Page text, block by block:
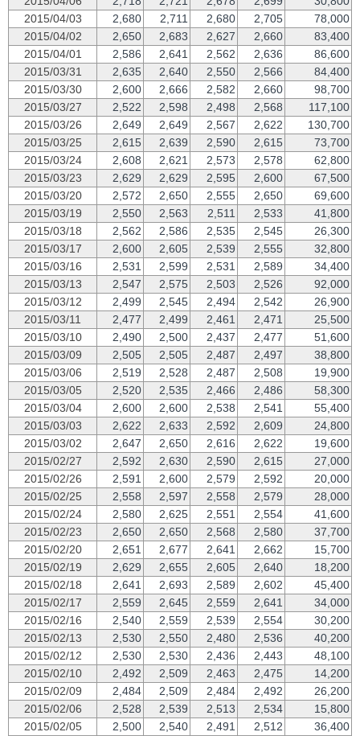
2015/04/03
2,680 2,711 2,680 2,705
78,000
2015/04/02
2,650 2,683 2,627 2,660
83,400
2015/04/01
2,586 2,641 2,562 2,636
86,600
2015/03/31
2,635 2,640 2,550 2,566
84,400
2015/03/30
2,600 2,666 2,582 2,660
98,700
2015/03/27
2,522 2,598 2,498 2,568
117,100
2015/03/26
2,649 2,649 2,567 2,622
130,700
2015/03/25
2,615 2,639 2,590 2,615
73,700
2015/03/24
2,608 2,621 2,573 2,578
62,800
2015/03/23
2,629 2,629 2,595 2,600
67,500
2015/03/20
2,572 2,650 2,555 2,650
69,600
2015/03/19
2,550 2,563 2,511 2,533
41,800
2015/03/18
2,562 2,586 2,535 2,545
26,300
2015/03/17
2,600 2,605 2,539 2,555
32,800
2015/03/16
2,531 2,599 2,531 2,589
34,400
2015/03/13
2,547 2,575 2,503 2,526
92,000
2015/03/12
2,499 2,545 2,494 2,542
26,900
2015/03/11
2,477 2,499 2,461 2,471
25,500
2015/03/10
2,490 2,500 2,437 2,477
51,600
2015/03/09
2,505 2,505 2,487 2,497
38,800
2015/03/06
2,519 2,528 2,487 2,508
19,900
2015/03/05
2,520 2,535 2,466 2,486
58,300
2015/03/04
2,600 2,600 2,538 2,541
55,400
2015/03/03
2,622 2,633 2,592 2,609
24,800
2015/03/02
2,647 2,650 2,616 2,622
19,600
2015/02/27
2,592 2,630 2,590 2,615
27,000
2015/02/26
2,591 2,600 2,579 2,592
20,000
2015/02/25
2,558 2,597 2,558 2,579
28,000
2015/02/24
2,580 2,625 2,551 2,554
41,600
2015/02/23
2,650 2,650 2,568 2,580
37,700
2015/02/20
2,651 2,677 2,641 2,662
15,700
2015/02/19
2,629 2,655 2,605 2,640
18,200
2015/02/18
2,641 2,693 2,589 2,602
45,400
2015/02/17
2,559 2,645 2,559 2,641
34,000
2015/02/16
2,540 2,559 2,539 2,554
30,200
2015/02/13
2,530 2,550 2,480 2,536
40,200
2015/02/12
2,530 2,530 2,436 2,443
48,100
2015/02/10
2,492 2,509 2,463 2,475
14,200
2015/02/09
2,484 2,509 2,484 2,492
26,200
2015/02/06
2,528 2,539 2,513 2,534
15,800
2015/02/05
2,500 2,540 2,491 2,512
36,400